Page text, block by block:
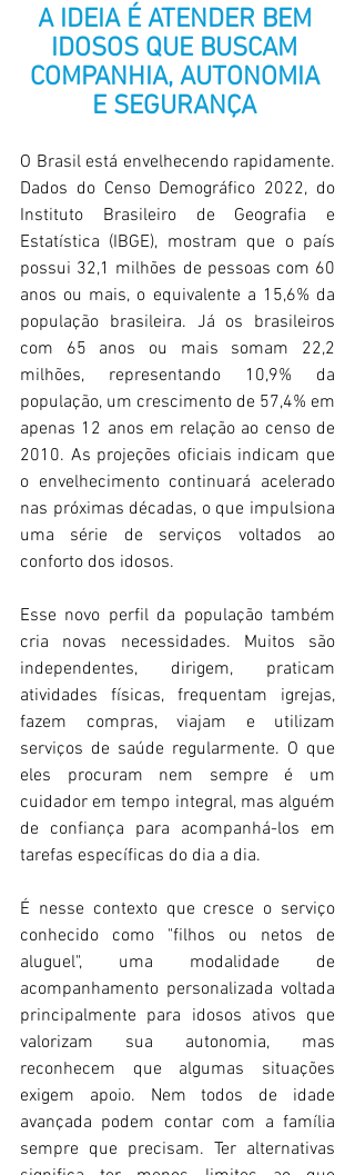
A IDEIA É ATENDER BEM
IDOSOS QUE BUSCAM
COMPANHIA, AUTONOMIA
E SEGURANÇA
O Brasil está envelhecendo rapidamente.
Dados do Censo Demográfico 2022, do
Instituto Brasileiro de Geografia e
Estatística (IBGE), mostram que o país
possui 32,1 milhões de pessoas com 60
anos ou mais, o equivalente a 15,6% da
população brasileira. Já os brasileiros
com 65 anos ou mais somam 22,2
milhões, representando 10,9% da
população, um crescimento de 57,4% em
apenas 12 anos em relação ao censo de
2010. As projeções oficiais indicam que
o envelhecimento continuará acelerado
nas próximas décadas, o que impulsiona
uma série de serviços voltados ao
conforto dos idosos.
Esse novo perfil da população também
cria novas necessidades. Muitos são
independentes, dirigem, praticam
atividades físicas, frequentam igrejas,
fazem compras, viajam e utilizam
serviços de saúde regularmente. O que
eles procuram nem sempre é um
cuidador em tempo integral, mas alguém
de confiança para acompanhá-los em
tarefas específicas do dia a dia.
É nesse contexto que cresce o serviço
conhecido como "filhos ou netos de
aluguel", uma modalidade de
acompanhamento personalizada voltada
principalmente para idosos ativos que
valorizam sua autonomia, mas
reconhecem que algumas situações
exigem apoio. Nem todos de idade
avançada podem contar com a família
sempre que precisam. Ter alternativas